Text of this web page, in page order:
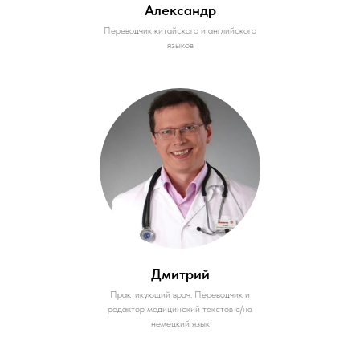
Александр
Переводчик китайского и английского
языков
Дмитрий
Практикующий врач. Переводчик и
редактор медицинский текстов с/на
немецкий язык